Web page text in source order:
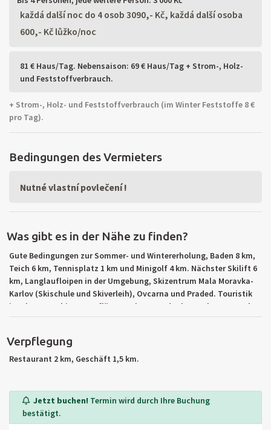
každá další noc do 4 osob 3090,- Kč, každá další osoba
600,- Kč lůžko/noc
81 € Haus/Tag. Nebensaison: 69 € Haus/Tag + Strom-, Holz-
und Feststoffverbrauch.
+ Strom-, Holz- und Feststoffverbrauch (im Winter Feststoffe 8 €
pro Tag).
Bedingungen des Vermieters
Nutné vlastní povlečení !
Was gibt es in der Nähe zu finden?
Gute Bedingungen zur Sommer- und Wintererholung, Baden 8 km,
Teich 6 km, Tennisplatz 1 km und Minigolf 4 km. Nächster Skilift 6
km, Langlaufloipen in der Umgebung, Skizentrum Mala Moravka-
Karlov (Skischule und Skiverleih), Ovcarna und Praded. Touristik
im Altvatergebirge. Ausflüge: Karlova Studanka, Karlov, Bruntal,
Vrbno pod Pradedem, Ovcarna-Praded, Kurort Jesenik, Höhle
Verpflegung
Restaurant 2 km, Geschäft 1,5 km.
Jetzt buchen! Termin wird durch Ihre Buchung
bestätigt.